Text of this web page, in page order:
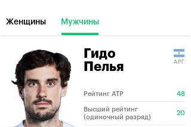
Женщины Мужчины
Гидо
Пелья
АРГ
Рейтинг ATP 48
Высший рейтинг
(одиночный разряд)
20